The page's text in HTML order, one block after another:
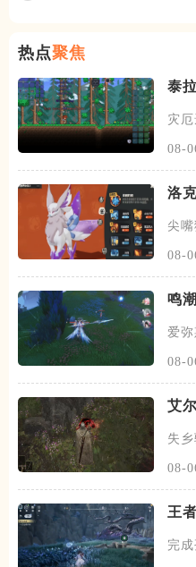
热点聚焦
泰
灾
08-
洛
尖
08-
鸣
爱
08-
艾
失
08-
王
完